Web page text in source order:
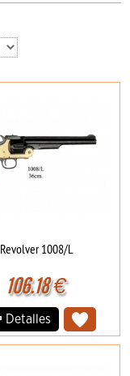
Revolver 1008/L
106.18€
Detalles